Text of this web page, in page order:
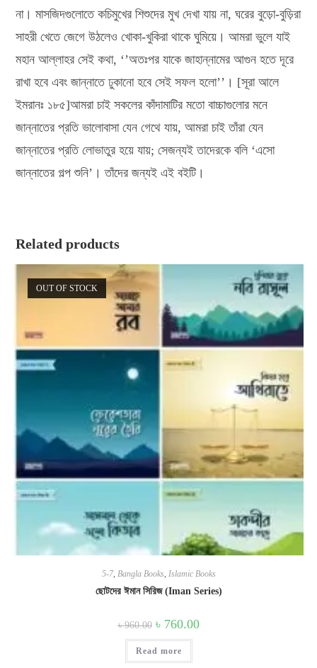
না। মাসজিদগুলোতে কচিমুখের শিশুদের মুখ দেখা যায় না, ঘরের বুড়ো-বুড়িরা
সাহরী খেতে জেগে উঠলেও খোকা-খুকিরা থাকে ঘুমিয়ে। আমরা ভুলে যাই
মহান আল্লাহর সেই কথা, ‘’অতঃপর যাকে জাহান্নামের আগুন হতে দূরে
রাখা হবে এবং জান্নাতে ঢুকানো হবে সেই সফল হলো’’। [সূরা আলে
ইমরানঃ ১৮৫]আমরা চাই সকলের কাঁদামাটির মতো বাচ্চাগুলোর মনে
জান্নাতের প্রতি ভালোবাসা যেন গেথে যায়, আমরা চাই তাঁরা যেন
জান্নাতের প্রতি লোভাতুর হয়ে যায়; সেজন্যই তাদেরকে বলি ‘এসো
জান্নাতের গল্প শুনি’। তাঁদের জন্যই এই বইটি।
Related products
OUT OF STOCK
5-7, Bangla Books, Islamic Books
ছোটদের ঈমান সিরিজ (Iman Series)
৳960.00 Original
price
was:
৳ 960.00.
৳ 760.00Current
Read more